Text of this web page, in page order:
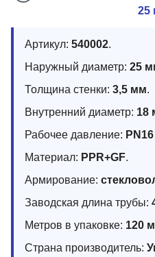
25
Артикул: 540002.
Наружный диаметр: 25
Толщина стенки: 3,5 мм.
Внутренний диаметр: 18
Рабочее давление:
Материал: PPR+GF.
Армирование:
Заводская длина трубы:
Метров в упаковке: 120 м
Страна производитель: